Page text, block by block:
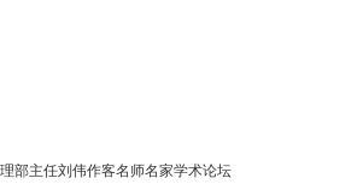
部主任刘伟作客名师名家学术论坛